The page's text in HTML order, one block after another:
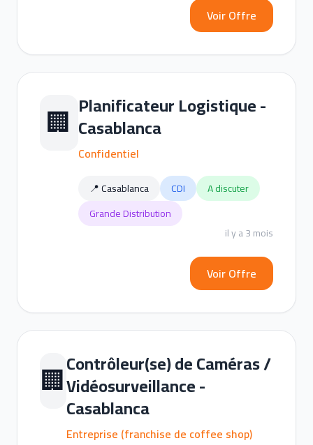
Voir Offre
🏢 Planificateur Logistique -
Casablanca
Confidentiel
📍 Casablanca CDI
A discuter
Grande Distribution
il y a 3 mois
Voir Offre
🏢Contrôleur(se) de Caméras /
Vidéosurveillance -
Casablanca
Entreprise (franchise de coffee shop)